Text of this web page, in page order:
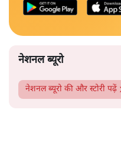
नेशनल ब्यूरो
नेशनल ब्यूरो की और स्टोरी पढ़ें